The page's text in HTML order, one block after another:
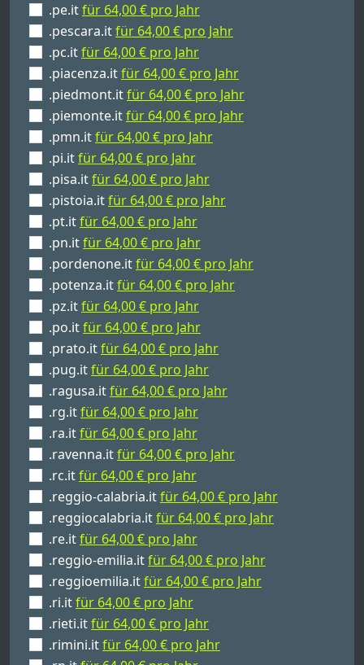
.pe.itfür 64,00 € pro Jahr
.pescara.itfür 64,00 € pro Jahr
.pc.itfür 64,00 € pro Jahr
.piacenza.itfür 64,00 € pro Jahr
.piedmont.itfür 64,00 € pro Jahr
.piemonte.itfür 64,00 € pro Jahr
.pmn.itfür 64,00 € pro Jahr
.pi.itfür 64,00 € pro Jahr
.pisa.itfür 64,00 € pro Jahr
.pistoia.itfür 64,00 € pro Jahr
.pt.itfür 64,00 € pro Jahr
.pn.itfür 64,00 € pro Jahr
.pordenone.itfür 64,00 € pro Jahr
.potenza.itfür 64,00 € pro Jahr
.pz.itfür 64,00 € pro Jahr
.po.itfür 64,00 € pro Jahr
.prato.itfür 64,00 € pro Jahr
.pug.itfür 64,00 € pro Jahr
.ragusa.itfür 64,00 € pro Jahr
.rg.itfür 64,00 € pro Jahr
.ra.itfür 64,00 € pro Jahr
.ravenna.itfür 64,00 € pro Jahr
.rc.itfür 64,00 € pro Jahr
.reggio-calabria.itfür 64,00 € pro Jahr
.reggiocalabria.itfür 64,00 € pro Jahr
.re.itfür 64,00 € pro Jahr
.reggio-emilia.itfür 64,00 € pro Jahr
.reggioemilia.itfür 64,00 € pro Jahr
.ri.itfür 64,00 € pro Jahr
.rieti.itfür 64,00 € pro Jahr
.rimini.itfür 64,00 € pro Jahr